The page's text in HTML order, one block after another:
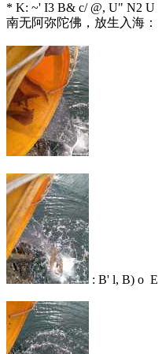
* K: ~' I3 B& c/ @, U" N2 U
南无阿弥陀佛，放生入海：
: B' l, B) o E